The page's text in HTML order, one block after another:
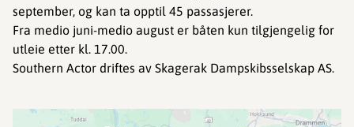
september, og kan ta opptil 45 passasjerer.
Fra medio juni-medio august er båten kun tilgjengelig for
utleie etter kl. 17.00.
Southern Actor driftes av Skagerak Dampskibsselskap AS.